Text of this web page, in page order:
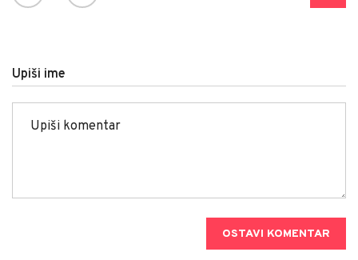
Upiši ime
OSTAVI KOMENTAR